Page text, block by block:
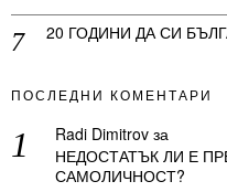
20 ГОДИНИ ДА СИ
ПОСЛЕДНИ КОМЕНТАРИ
Radi Dimitrov за
НЕДОСТАТЪК ЛИ Е
САМОЛИЧНОСТ?